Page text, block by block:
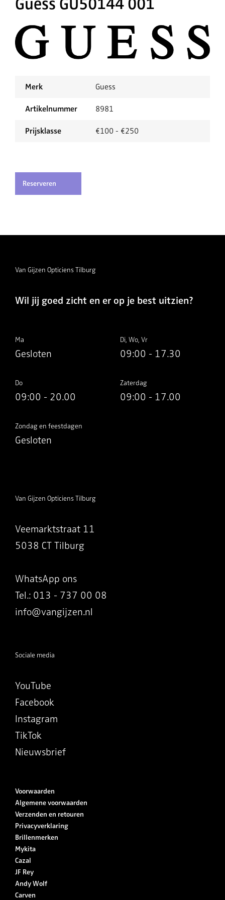
Merk Guess
Artikelnummer 8981
Prijsklasse €100 - €250
Reserveren
Van Gijzen Opticiens Tilburg
Wil jij goed zicht en er op je best uitzien?
Ma
Gesloten
Di, Wo, Vr
09:00 - 17.30
Do
09:00 - 20.00
Zaterdag
09:00 - 17.00
Zondag en feestdagen
Gesloten
Van Gijzen Opticiens Tilburg
Veemarktstraat 11
5038 CT Tilburg
WhatsApp ons
Tel.: 013 - 737 00 08
info@vangijzen.nl
Sociale media
YouTube
Facebook
Instagram
TikTok
Nieuwsbrief
Voorwaarden
Algemene voorwaarden
Verzenden en retouren
Privacyverklaring
Brillenmerken
Mykita
Cazal
JF Rey
Andy Wolf
Carven